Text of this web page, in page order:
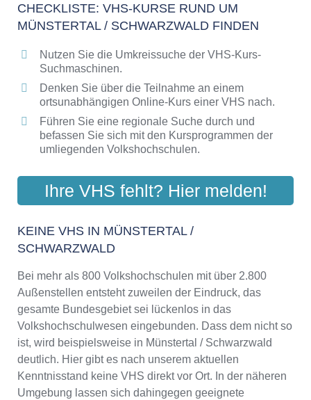
CHECKLISTE: VHS-KURSE RUND UM
MÜNSTERTAL / SCHWARZWALD FINDEN
Nutzen Sie die Umkreissuche der VHS-Kurs-
Suchmaschinen.
Denken Sie über die Teilnahme an einem
ortsunabhängigen Online-Kurs einer VHS nach.
Führen Sie eine regionale Suche durch und
befassen Sie sich mit den Kursprogrammen der
umliegenden Volkshochschulen.
Ihre VHS fehlt? Hier melden!
KEINE VHS IN MÜNSTERTAL /
SCHWARZWALD
Bei mehr als 800 Volkshochschulen mit über 2.800
Außenstellen entsteht zuweilen der Eindruck, das
gesamte Bundesgebiet sei lückenlos in das
Volkshochschulwesen eingebunden. Dass dem nicht so
ist, wird beispielsweise in Münstertal / Schwarzwald
deutlich. Hier gibt es nach unserem aktuellen
Kenntnisstand keine VHS direkt vor Ort. In der näheren
Umgebung lassen sich dahingegen geeignete